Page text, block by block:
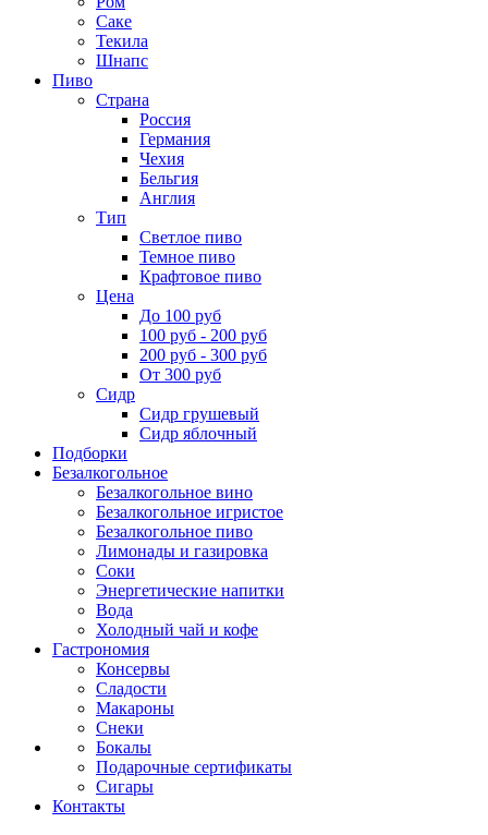
Саке
Текила
Шнапс
Пиво
Страна
Россия
Германия
Чехия
Бельгия
Англия
Тип
Светлое пиво
Темное пиво
Крафтовое пиво
Цена
До 100 руб
100 руб - 200 руб
200 руб - 300 руб
От 300 руб
Сидр
Сидр грушевый
Сидр яблочный
Подборки
Безалкогольное
Безалкогольное вино
Безалкогольное игристое
Безалкогольное пиво
Лимонады и газировка
Соки
Энергетические напитки
Вода
Холодный чай и кофе
Гастрономия
Консервы
Сладости
Макароны
Снеки
Бокалы
Подарочные сертификаты
Сигары
Контакты